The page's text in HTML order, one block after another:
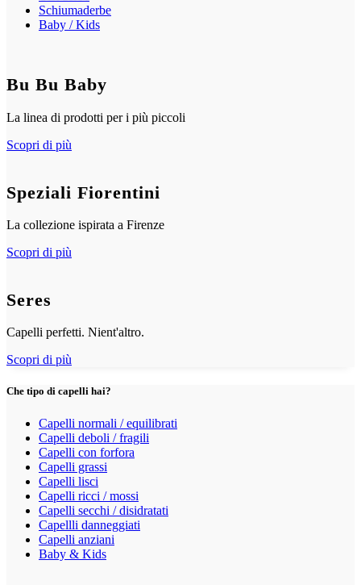
Schiumaderbe
Baby / Kids
Bu Bu Baby
La linea di prodotti per i più piccoli
Scopri di più
Speziali Fiorentini
La collezione ispirata a Firenze
Scopri di più
Seres
Capelli perfetti. Nient'altro.
Scopri di più
Che tipo di capelli hai?
Capelli normali / equilibrati
Capelli deboli / fragili
Capelli con forfora
Capelli grassi
Capelli lisci
Capelli ricci / mossi
Capelli secchi / disidratati
Capellli danneggiati
Capelli anziani
Baby & Kids